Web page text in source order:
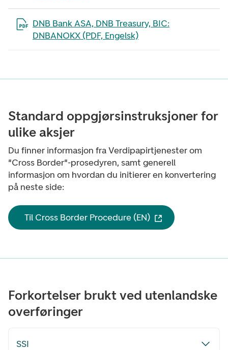
DNB Bank ASA, DNB Treasury, BIC:
DNBANOKX (PDF, Engelsk)
Åpne filen i en ny fane
Standard oppgjørsinstruksjoner for
ulike aksjer
Du finner informasjon fra Verdipapirtjenester om
"Cross Border"-prosedyren, samt generell
informasjon om hvordan du initierer en konvertering
på neste side:
Til Cross Border Procedure (EN)
Forkortelser brukt ved utenlandske
overføringer
SSI